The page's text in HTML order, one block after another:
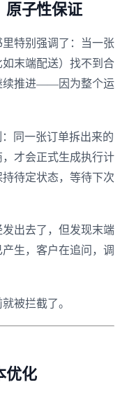
原子性保证
特别强调了：当一张
末端配送）找不到合
续推进——因为整个运
同一张订单拆出来的
才会正式生成执行计
待定状态，等待下次
出去了，但发现末端
生，客户在追问，调
被拦截了。
优化